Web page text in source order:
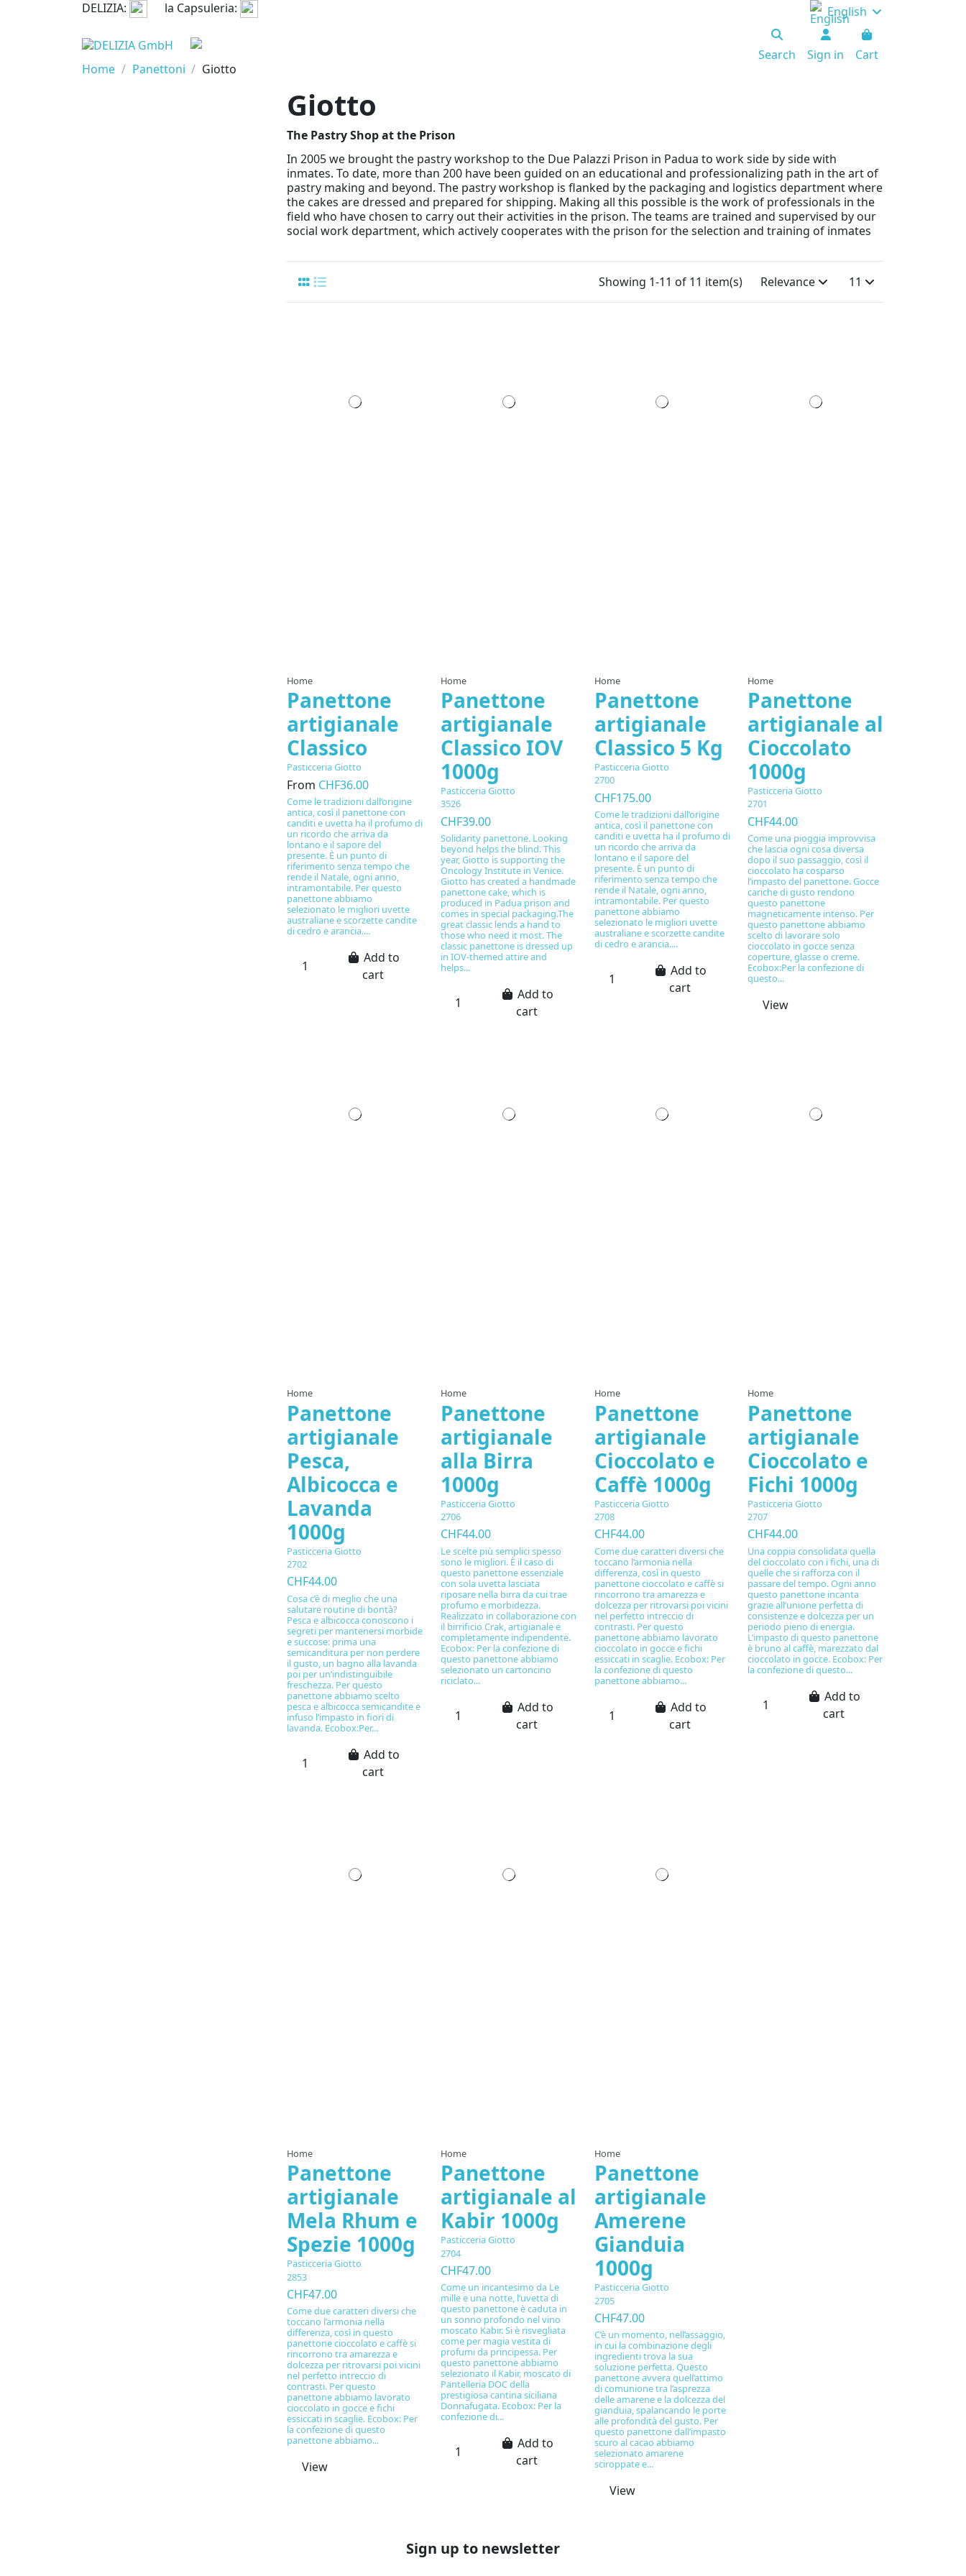
DELIZIA: la Capsuleria: English
Search Sign in
Cart
Home
Panettoni Giotto
Giotto
The Pastry Shop at the Prison
In 2005 we brought the pastry workshop to the Due Palazzi Prison in Padua to work side by side with
inmates. To date, more than 200 have been guided on an educational and professionalizing path in the art of
pastry making and beyond. The pastry workshop is flanked by the packaging and logistics department where
the cakes are dressed and prepared for shipping. Making all this possible is the work of professionals in the
field who have chosen to carry out their activities in the prison. The teams are trained and supervised by our
social work department, which actively cooperates with the prison for the selection and training of inmates
Showing 1-11 of 11 item(s) Relevance 11
Home
Panettone
artigianale
Classico
Pasticceria Giotto
From CHF36.00
Come le tradizioni dall’origine
antica, così il panettone con
canditi e uvetta ha il profumo di
un ricordo che arriva da
lontano e il sapore del
presente. È un punto di
riferimento senza tempo che
rende il Natale, ogni anno,
intramontabile. Per questo
panettone abbiamo
selezionato le migliori uvette
australiane e scorzette candite
di cedro e arancia....
Add to
cart
Home
Panettone
artigianale
Classico IOV
1000g
Pasticceria Giotto
3526
CHF39.00
Solidarity panettone. Looking
beyond helps the blind. This
year, Giotto is supporting the
Oncology Institute in Venice.
Giotto has created a handmade
panettone cake, which is
produced in Padua prison and
comes in special packaging.The
great classic lends a hand to
those who need it most. The
classic panettone is dressed up
in IOV-themed attire and
helps...
Add to
cart
Home
Panettone
artigianale
Classico 5 Kg
Pasticceria Giotto
2700
CHF175.00
Come le tradizioni dall’origine
antica, così il panettone con
canditi e uvetta ha il profumo di
un ricordo che arriva da
lontano e il sapore del
presente. È un punto di
riferimento senza tempo che
rende il Natale, ogni anno,
intramontabile. Per questo
panettone abbiamo
selezionato le migliori uvette
australiane e scorzette candite
di cedro e arancia....
Add to
cart
Home
Panettone
artigianale al
Cioccolato
1000g
Pasticceria Giotto
2701
CHF44.00
Come una pioggia improvvisa
che lascia ogni cosa diversa
dopo il suo passaggio, così il
cioccolato ha cosparso
l’impasto del panettone. Gocce
cariche di gusto rendono
questo panettone
magneticamente intenso. Per
questo panettone abbiamo
scelto di lavorare solo
cioccolato in gocce senza
coperture, glasse o creme.
Ecobox:Per la confezione di
questo...
View
Home
Panettone
artigianale
Pesca,
Albicocca e
Lavanda
1000g
Pasticceria Giotto
2702
CHF44.00
Cosa c’è di meglio che una
salutare routine di bontà?
Pesca e albicocca conoscono i
segreti per mantenersi morbide
e succose: prima una
semicanditura per non perdere
il gusto, un bagno alla lavanda
poi per un’indistinguibile
freschezza. Per questo
panettone abbiamo scelto
pesca e albicocca semicandite e
infuso l’impasto in fiori di
lavanda. Ecobox:Per...
Add to
cart
Home
Panettone
artigianale
alla Birra
1000g
Pasticceria Giotto
2706
CHF44.00
Le scelte più semplici spesso
sono le migliori. È il caso di
questo panettone essenziale
con sola uvetta lasciata
riposare nella birra da cui trae
profumo e morbidezza.
Realizzato in collaborazione con
il birrificio Crak, artigianale e
completamente indipendente.
Ecobox: Per la confezione di
questo panettone abbiamo
selezionato un cartoncino
riciclato...
Add to
cart
Home
Panettone
artigianale
Cioccolato e
Caffè 1000g
Pasticceria Giotto
2708
CHF44.00
Come due caratteri diversi che
toccano l’armonia nella
differenza, così in questo
panettone cioccolato e caffè si
rincorrono tra amarezza e
dolcezza per ritrovarsi poi vicini
nel perfetto intreccio di
contrasti. Per questo
panettone abbiamo lavorato
cioccolato in gocce e fichi
essiccati in scaglie. Ecobox: Per
la confezione di questo
panettone abbiamo...
Add to
cart
Home
Panettone
artigianale
Cioccolato e
Fichi 1000g
Pasticceria Giotto
2707
CHF44.00
Una coppia consolidata quella
del cioccolato con i fichi, una di
quelle che si rafforza con il
passare del tempo. Ogni anno
questo panettone incanta
grazie all’unione perfetta di
consistenze e dolcezza per un
periodo pieno di energia.
L’impasto di questo panettone
è bruno al caffè, marezzato dal
cioccolato in gocce. Ecobox: Per
la confezione di questo...
Add to
cart
Home
Panettone
artigianale
Mela Rhum e
Spezie 1000g
Pasticceria Giotto
2853
CHF47.00
Come due caratteri diversi che
toccano l’armonia nella
differenza, così in questo
panettone cioccolato e caffè si
rincorrono tra amarezza e
dolcezza per ritrovarsi poi vicini
nel perfetto intreccio di
contrasti. Per questo
panettone abbiamo lavorato
cioccolato in gocce e fichi
essiccati in scaglie. Ecobox: Per
la confezione di questo
panettone abbiamo...
View
Home
Panettone
artigianale al
Kabir 1000g
Pasticceria Giotto
2704
CHF47.00
Come un incantesimo da Le
mille e una notte, l’uvetta di
questo panettone è caduta in
un sonno profondo nel vino
moscato Kabir. Si è risvegliata
come per magia vestita di
profumi da principessa. Per
questo panettone abbiamo
selezionato il Kabir, moscato di
Pantelleria DOC della
prestigiosa cantina siciliana
Donnafugata. Ecobox: Per la
confezione di...
Add to
cart
Home
Panettone
artigianale
Amerene
Gianduia
1000g
Pasticceria Giotto
2705
CHF47.00
C’è un momento, nell’assaggio,
in cui la combinazione degli
ingredienti trova la sua
soluzione perfetta. Questo
panettone avvera quell’attimo
di comunione tra l’asprezza
delle amarene e la dolcezza del
gianduia, spalancando le porte
alle profondità del gusto. Per
questo panettone dall’impasto
scuro al cacao abbiamo
selezionato amarene
sciroppate e...
View
Sign up to newsletter